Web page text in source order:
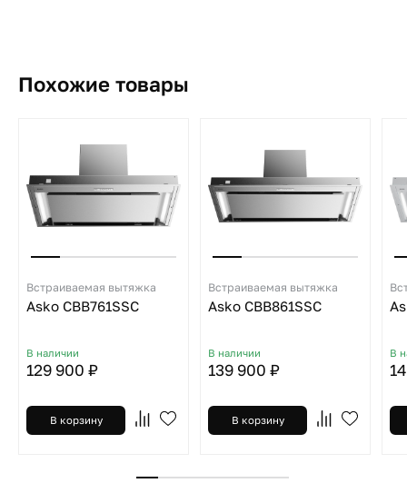
Похожие товары
Встраиваемая вытяжка
Asko CBB761SSC
В наличии
129 900 ₽
В корзину
Встраиваемая вытяжка
Asko CBB861SSC
В наличии
139 900 ₽
В корзину
В